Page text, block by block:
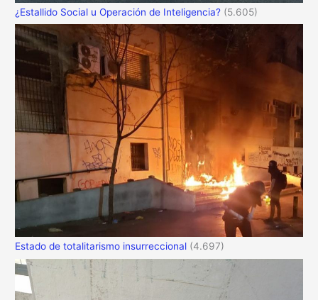
¿Estallido Social u Operación de Inteligencia? (5.605)
Estado de totalitarismo insurreccional (4.697)